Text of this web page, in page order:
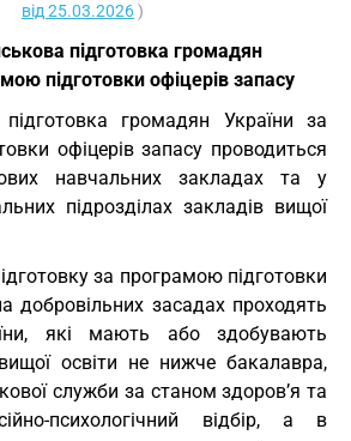
від 25.03.2026)
підготовка громадян
підготовки офіцерів запасу
громадян України за
офіцерів запасу проводиться
навчальних закладах та у
підрозділах закладів вищої
за програмою підготовки
добровільних засадах проходять
які мають або здобувають
вищої освіти не нижче бакалавра,
служби за станом здоров’я та
психологічний відбір, а в